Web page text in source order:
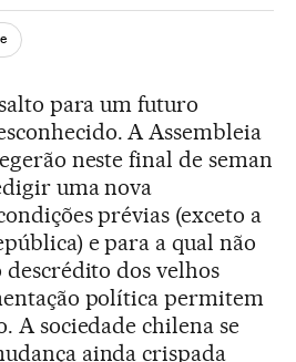
para um futuro
A Assembleia
neste final de seman
uma nova
prévias (exceto a
e para a qual não
dos velhos
política permitem
A sociedade chilena se
ainda crispada